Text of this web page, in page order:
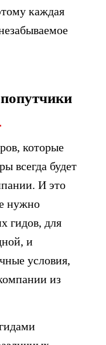
каждая
которые
всегда будет
И это
нужно
гидов, для
и
условия,
из